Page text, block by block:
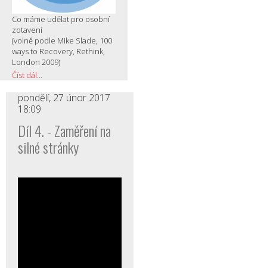
Co máme udělat pro osobní
zotavení
(volně podle Mike Slade, 100
ways to Recovery, Rethink,
London 2009)
Číst dál...
pondělí, 27 únor 2017
18:09
Díl 4. - Zaměření na
silné stránky